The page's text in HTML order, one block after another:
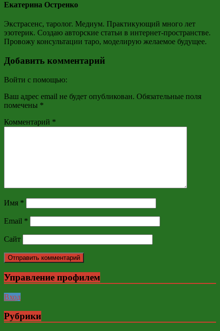
Екатерина Остренко
Экстрасенс, таролог. Медиум. Практикующий много лет
эзотерик. Создаю авторские статьи в интернет-пространстве.
Провожу консультации таро, моделирую желаемое будущее.
Добавить комментарий
Войти с помощью:
Ваш адрес email не будет опубликован. Обязательные поля
помечены *
Комментарий *
Имя *
Email *
Сайт
Управление профилем
Вход
Рубрики